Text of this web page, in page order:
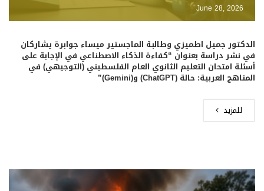
June 28, 2026
الدكتور جميل اطميزي وطالبة الماجستير ميساء جوابرة يشاركان
في نشر دراسة بعنوان “كفاءة الذكاء الاصطناعي في الإجابة على
أسئلة امتحان التعليم الثانوي العام الفلسطيني (التوجيهي) في
المناهج العربية: حالة (ChatGPT) و(Gemini)”
للمزيد